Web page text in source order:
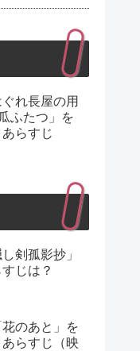
れ長屋の用
ふたつ」を
らすじ
剣孤影抄」
じは？
のあと」を
らすじ（映